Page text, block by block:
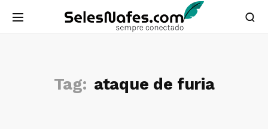
Tag: ataque de furia